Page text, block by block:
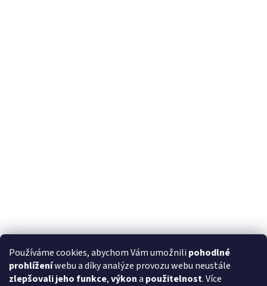
Používáme cookies, abychom Vám umožnili pohodlné
prohlíženíwebu a díky analýze provozu webu neustále
zlepšovali jeho funkce,výkona použitelnost. Více